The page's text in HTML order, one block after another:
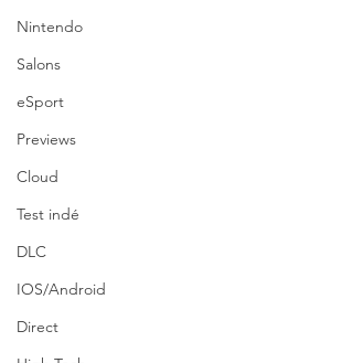
Nintendo
Salons
eSport
Previews
Cloud
Test indé
DLC
IOS/Android
Direct